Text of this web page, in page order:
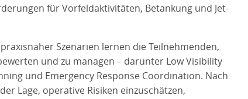
für Vorfeldaktivitäten, Betankung und Jet-
Szenarien lernen die Teilnehmenden,
und zu managen – darunter Low Visibility
und Emergency Response Coordination. Nach
Lage, operative Risiken einzuschätzen,